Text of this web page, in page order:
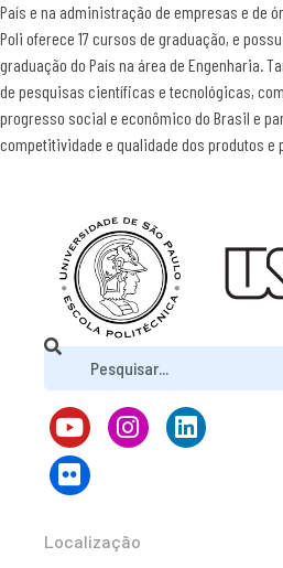
País e na administração de empresas e de
Poli oferece 17 cursos de graduação, e
graduação do País na área de Engenharia.
de pesquisas científicas e tecnológicas,
progresso social e econômico do Brasil e
competitividade e qualidade dos produtos
Localização